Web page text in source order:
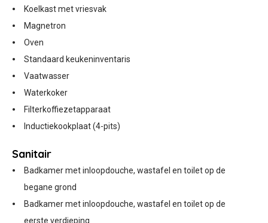
Koelkast met vriesvak
Magnetron
Oven
Standaard keukeninventaris
Vaatwasser
Waterkoker
Filterkoffiezetapparaat
Inductiekookplaat (4-pits)
Sanitair
Badkamer met inloopdouche, wastafel en toilet op de
begane grond
Badkamer met inloopdouche, wastafel en toilet op de
eerste verdieping